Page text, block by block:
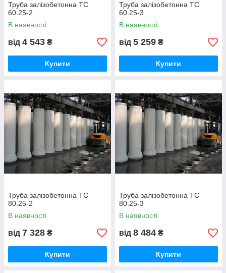
Труба залізобетонна ТС
60.25-2
В наявності
від 4 543 ₴
Купити
Труба залізобетонна ТС
60.25-3
В наявності
від 5 259 ₴
Купити
Труба залізобетонна ТС
80.25-2
В наявності
від 7 328 ₴
Купити
Труба залізобетонна ТС
80.25-3
В наявності
від 8 484 ₴
Купити